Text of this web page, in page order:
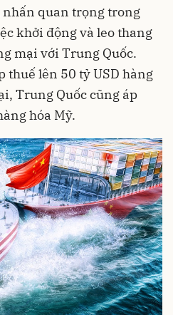
quan trọng trong
khởi động và leo thang
mại với Trung Quốc.
thuế lên 50 tỷ USD hàng
Trung Quốc cũng áp
hóa Mỹ.